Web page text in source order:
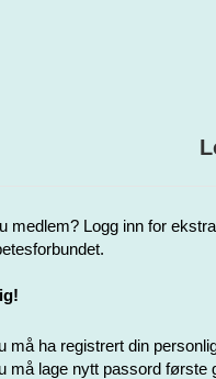
medlem? Logg inn for
må ha registrert din
må lage nytt passord første